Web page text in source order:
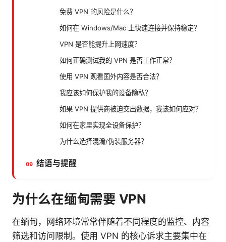
免费 VPN 的风险是什么？
如何在 Windows/Mac 上快速连接并保持稳定？
VPN 是否能提升上网速度？
如何正确测试我的 VPN 是否工作正常？
使用 VPN 观看国外内容是否合法？
我应该如何保护我的设备隐私？
如果 VPN 提供商被迫交出数据，我该如何应对？
如何在家里实现全设备保护？
为什么选择混淆/伪装服务器？
结语与提醒
为什么在缅甸需要 VPN
在缅甸，网络环境常常伴随着不同程度的监控、内容
筛选和访问限制。使用 VPN 的核心诉求主要集中在